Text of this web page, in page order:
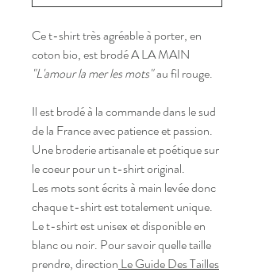
Ce t-shirt très agréable à porter, en
coton bio, est brodé A LA MAIN
"L'amour la mer les mots"au fil rouge.
Il est brodé à la commande dans le sud
de la France avec patience et passion.
Une broderie artisanale et poétique sur
le coeur pour un t-shirt original.
Les mots sont écrits à main levée donc
chaque t-shirt est totalement unique.
Le t-shirt est unisex et disponible en
blanc ou noir. Pour savoir quelle taille
prendre, direction Le Guide Des Tailles